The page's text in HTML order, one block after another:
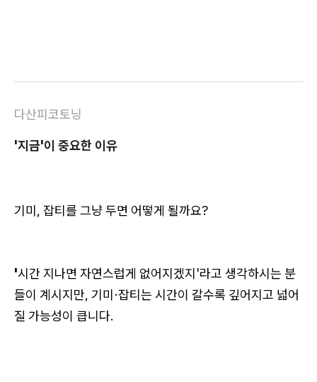
다산피코토닝
'지금'이 중요한 이유
기미, 잡티를 그냥 두면 어떻게 될까요?
'시간 지나면 자연스럽게 없어지겠지'라고 생각하시는 분
들이 계시지만, 기미·잡티는 시간이 갈수록 깊어지고 넓어
질 가능성이 큽니다.